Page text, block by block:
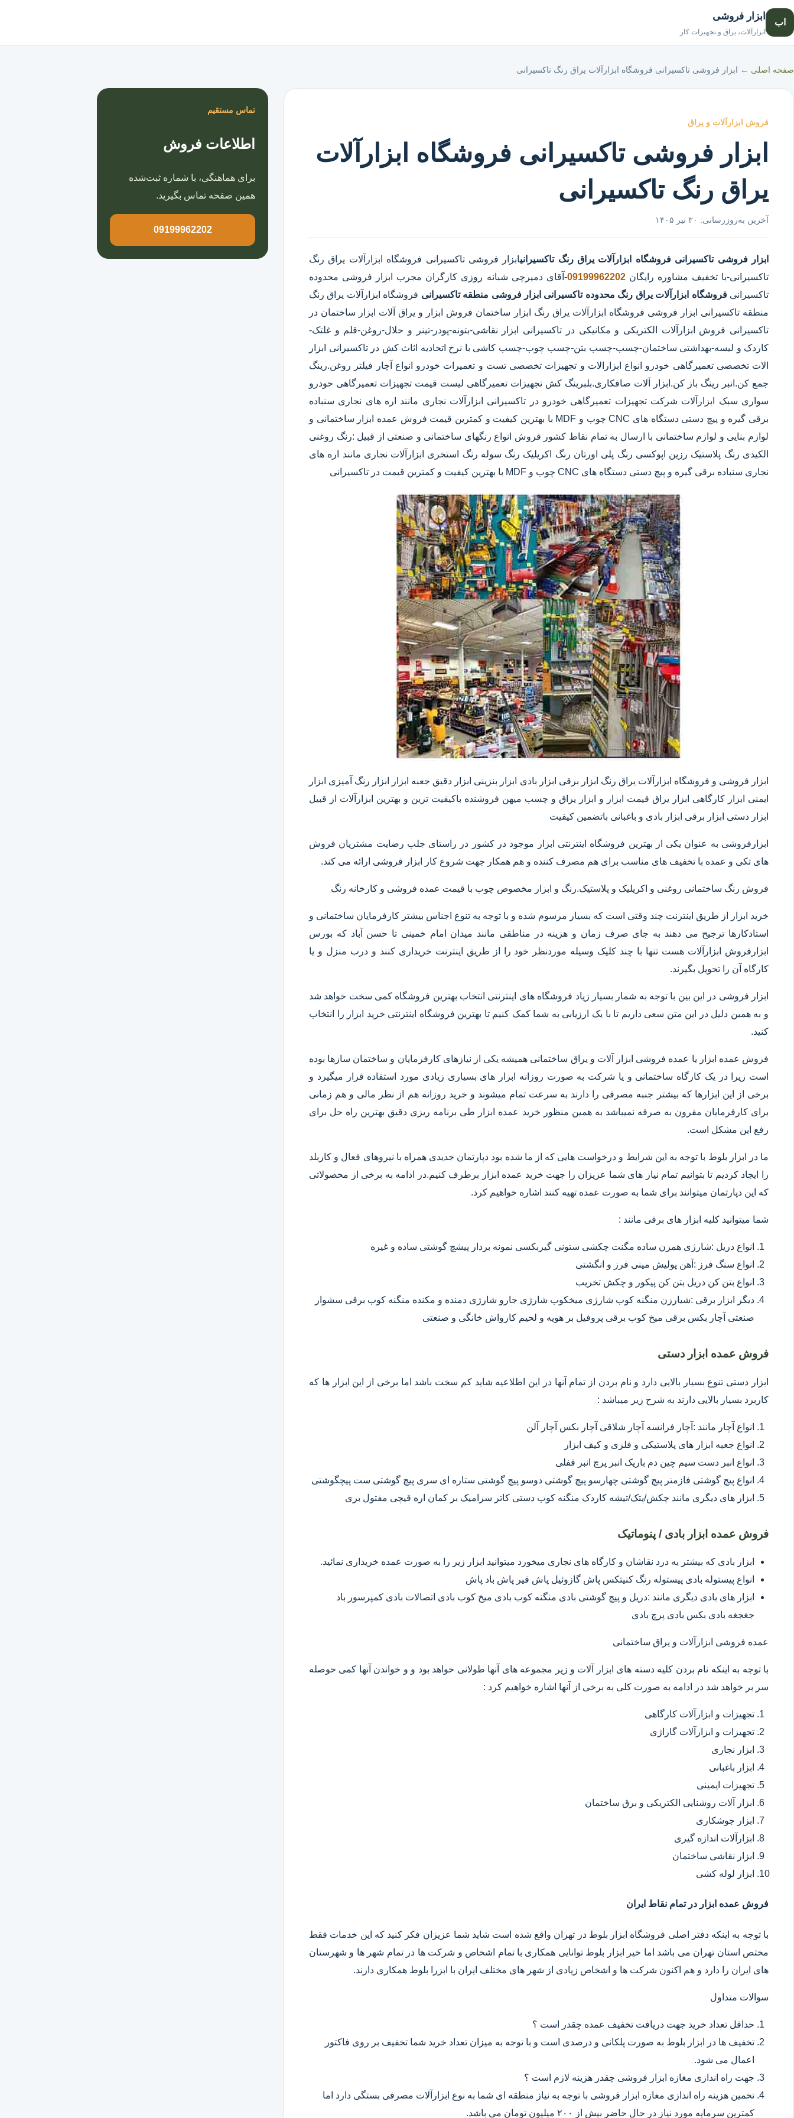
اب
ابزار فروشی
ابزارآلات، یراق و تجهیزات کار
صفحه اصلی ← ابزار فروشی تاکسیرانی فروشگاه ابزارآلات یراق رنگ تاکسیرانی
فروش ابزارآلات و یراق
ابزار فروشی تاکسیرانی فروشگاه ابزارآلات
یراق رنگ تاکسیرانی
آخرین به‌روزرسانی: ۳۰ تیر ۱۴۰۵
ابزار فروشی تاکسیرانی فروشگاه ابزارآلات یراق رنگ تاکسیرانیابزار فروشی تاکسیرانی فروشگاه ابزارآلات یراق رنگ
تاکسیرانی-با تخفیف مشاوره رایگان09199962202-آقای دمیرچی شبانه روزی کارگران مجرب ابزار فروشی محدوده
تاکسیرانیفروشگاه ابزارآلات یراق رنگ محدوده تاکسیرانی ابزار فروشی منطقه تاکسیرانی فروشگاه ابزارآلات یراق رنگ
منطقه تاکسیرانی ابزار فروشی فروشگاه ابزارآلات یراق رنگ ابزار ساختمان فروش ابزار و یراق آلات ابزار ساختمان در
تاکسیرانی فروش ابزارآلات الکتریکی و مکانیکی در تاکسیرانی ابزار نقاشی-بتونه-پودر-تینر و حلال-روغن-قلم و غلتک-
کاردک و لیسه-بهداشتی ساختمان-چسب-چسب بتن-چسب چوب-چسب کاشی با نرخ اتحادیه اثاث کش در تاکسیرانی ابزار
الات تخصصی تعمیرگاهی خودرو انواع ابزارالات و تجهیزات تخصصی تست و تعمیرات خودرو انواع آچار فیلتر روغن.رینگ
جمع کن.انبر رینگ باز کن.ابزار آلات صافکاری.بلبرینگ کش تجهیزات تعمیرگاهی لیست قیمت تجهیزات تعمیرگاهی خودرو
سواری سبک ابزارآلات شرکت تجهیزات تعمیرگاهی خودرو در تاکسیرانی ابزارآلات نجاری مانند اره های نجاری سنباده
برقی گیره و پیچ دستی دستگاه های CNC چوب و MDF با بهترین کیفیت و کمترین قیمت فروش عمده ابزار ساختمانی و
لوازم بنایی و لوازم ساختمانی با ارسال به تمام نقاط کشور فروش انواع رنگهای ساختمانی و صنعتی از قبیل :رنگ روغنی
الکیدی رنگ پلاستیک رزین اپوکسی رنگ پلی اورتان رنگ اکریلیک رنگ سوله رنگ استخری ابزارآلات نجاری مانند اره های
نجاری سنباده برقی گیره و پیچ دستی دستگاه های CNC چوب و MDF با بهترین کیفیت و کمترین قیمت در تاکسیرانی
ابزار فروشی و فروشگاه ابزارآلات یراق رنگ ابزار برقی ابزار بادی ابزار بنزینی ابزار دقیق​ جعبه ابزار ابزار رنگ آمیزی ابزار
ایمنی ابزار کارگاهی ابزار یراق قیمت ابزار و ابزار یراق و چسب میهن فروشنده باکیفیت ترین و بهترین ابزارآلات از قبیل
ابزار دستی ابزار برقی ابزار بادی و باغبانی باتضمین کیفیت
ابزارفروشی به عنوان یکی از بهترین فروشگاه اینترنتی ابزار موجود در کشور در راستای جلب رضایت مشتریان فروش
های تکی و عمده با تخفیف های مناسب برای هم مصرف کننده و هم همکار جهت شروع کار ابزار فروشی ارائه می کند.
فروش رنگ ساختمانی روغنی و اکریلیک و پلاستیک.رنگ و ابزار مخصوص چوب با قیمت عمده فروشی و کارخانه رنگ
خرید ابزار از طریق اینترنت چند وقتی است که بسیار مرسوم شده و با توجه به تنوع اجناس بیشتر کارفرمایان ساختمانی و
استادکارها ترجیح می دهند به جای صرف زمان و هزینه در مناطقی مانند میدان امام خمینی تا حسن آباد که بورس
ابزارفروش ابزارآلات هست تنها با چند کلیک وسیله موردنظر خود را از طریق اینترنت خریداری کنند و درب منزل و یا
کارگاه آن را تحویل بگیرند.
ابزار فروشی در این بین با توجه به شمار بسیار زیاد فروشگاه های اینترنتی انتخاب بهترین فروشگاه کمی سخت خواهد شد
و به همین دلیل در این متن سعی داریم تا با یک ارزیابی به شما کمک کنیم تا بهترین فروشگاه اینترنتی خرید ابزار را انتخاب
کنید.
فروش عمده ابزار یا عمده فروشی ابزار آلات و یراق ساختمانی همیشه یکی از نیازهای کارفرمایان و ساختمان سازها بوده
است زیرا در یک کارگاه ساختمانی و یا شرکت به صورت روزانه ابزار های بسیاری زیادی مورد استفاده قرار میگیرد و
برخی از این ابزارها که بیشتر جنبه مصرفی را دارند به سرعت تمام میشوند و خرید روزانه هم از نظر مالی و هم زمانی
برای کارفرمایان مقرون به صرفه نمیباشد به همین منظور خرید عمده ابزار طی برنامه ریزی دقیق بهترین راه حل برای
رفع این مشکل است.
ما در ابزار بلوط با توجه به این شرایط و درخواست هایی که از ما شده بود دپارتمان جدیدی همراه با نیروهای فعال و کاربلد
را ایجاد کردیم تا بتوانیم تمام نیاز های شما عزیزان را جهت خرید عمده ابزار برطرف کنیم.در ادامه به برخی از محصولاتی
که این دپارتمان میتوانند برای شما به صورت عمده تهیه کنند اشاره خواهیم کرد.
شما میتوانید کلیه ابزار های برقی مانند :
انواع دریل :شارژی همزن ساده مگنت چکشی ستونی گیربکسی نمونه بردار پیشچ گوشتی ساده و غیره
انواع سنگ فرز :آهن پولیش مینی فرز و انگشتی
انواع بتن کن دریل بتن کن پیکور و چکش تخریب
دیگر ابزار برقی :شیارزن منگنه کوب شارژی میخکوب شارژی جارو شارژی دمنده و مکنده منگنه کوب برقی سشوار
صنعتی آچار بکس برقی میخ کوب برقی پروفیل بر هویه و لحیم کارواش خانگی و صنعتی
فروش عمده ابزار دستی
ابزار دستی تنوع بسیار بالایی دارد و نام بردن از تمام آنها در این اطلاعیه شاید کم سخت باشد اما برخی از این ابزار ها که
کاربرد بسیار بالایی دارند به شرح زیر میباشد :
انواع آچار مانند :آچار فرانسه آچار شلاقی آچار بکس آچار آلن
انواع جعبه ابزار های پلاستیکی و فلزی و کیف ابزار
انواع انبر دست سیم چین دم باریک انبر پرچ انبر قفلی
انواع پیچ گوشتی فازمتر پیچ گوشتی چهارسو پیچ گوشتی دوسو پیچ گوشتی ستاره ای سری پیچ گوشتی ست پیچگوشتی
ابزار های دیگری مانند چکش/پتک/تیشه کاردک منگنه کوب دستی کاتر سرامیک بر کمان اره قیچی مفتول بری
فروش عمده ابزار بادی / پنوماتیک
ابزار بادی که بیشتر به درد نقاشان و کارگاه های نجاری میخورد میتوانید ابزار زیر را به صورت عمده خریداری نمائید.
انواع پیستوله بادی پیستوله رنگ کنیتکس پاش گازوئیل پاش قیر پاش باد پاش
ابزار های بادی دیگری مانند :دریل و پیچ گوشتی بادی منگنه کوب بادی میخ کوب بادی اتصالات بادی کمپرسور باد
جغجغه بادی بکس بادی پرچ بادی
عمده فروشی ابزارآلات و یراق ساختمانی
با توجه به اینکه نام بردن کلیه دسته های ابزار آلات و زیر مجموعه های آنها طولانی خواهد بود و و خواندن آنها کمی حوصله
سر بر خواهد شد در ادامه به صورت کلی به برخی از آنها اشاره خواهیم کرد :
تجهیزات و ابزارآلات کارگاهی
تجهیزات و ابزارآلات گاراژی
ابزار نجاری
ابزار باغبانی
تجهیزات ایمینی
ابزار آلات روشنایی الکتریکی و برق ساختمان
ابزار جوشکاری
ابزارآلات اندازه گیری
ابزار نقاشی ساختمان
ابزار لوله کشی
فروش عمده ابزار در تمام نقاط ایران
با توجه به اینکه دفتر اصلی فروشگاه ابزار بلوط در تهران واقع شده است شاید شما عزیزان فکر کنید که این خدمات فقط
مختص استان تهران می باشد اما خیر ابزار بلوط توانایی همکاری با تمام اشخاص و شرکت ها در تمام شهر ها و شهرستان
های ایران را دارد و هم اکنون شرکت ها و اشخاص زیادی از شهر های مختلف ایران با ابزرا بلوط همکاری دارند.
سوالات متداول
حداقل تعداد خرید جهت دریافت تخفیف عمده چقدر است ؟
تخفیف ها در ابزار بلوط به صورت پلکانی و درصدی است و با توجه به میزان تعداد خرید شما تخفیف بر روی فاکتور
اعمال می شود.
جهت راه اندازی مغازه ابزار فروشی چقدر هزینه لازم است ؟
تخمین هزینه راه اندازی مغازه ابزار فروشی با توجه به نیاز منطقه ای شما به نوع ابزارآلات مصرفی بستگی دارد اما
کمترین سرمایه مورد نیاز در حال حاضر بیش از ۲۰۰ میلیون تومان می باشد.
تماس مستقیم
اطلاعات فروش
برای هماهنگی، با شماره ثبت‌شده
همین صفحه تماس بگیرید.
09199962202